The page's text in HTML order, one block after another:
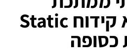
למגבות ללא קידוח Static